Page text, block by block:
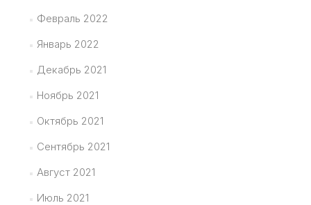
Февраль 2022
Январь 2022
Декабрь 2021
Ноябрь 2021
Октябрь 2021
Сентябрь 2021
Август 2021
Июль 2021